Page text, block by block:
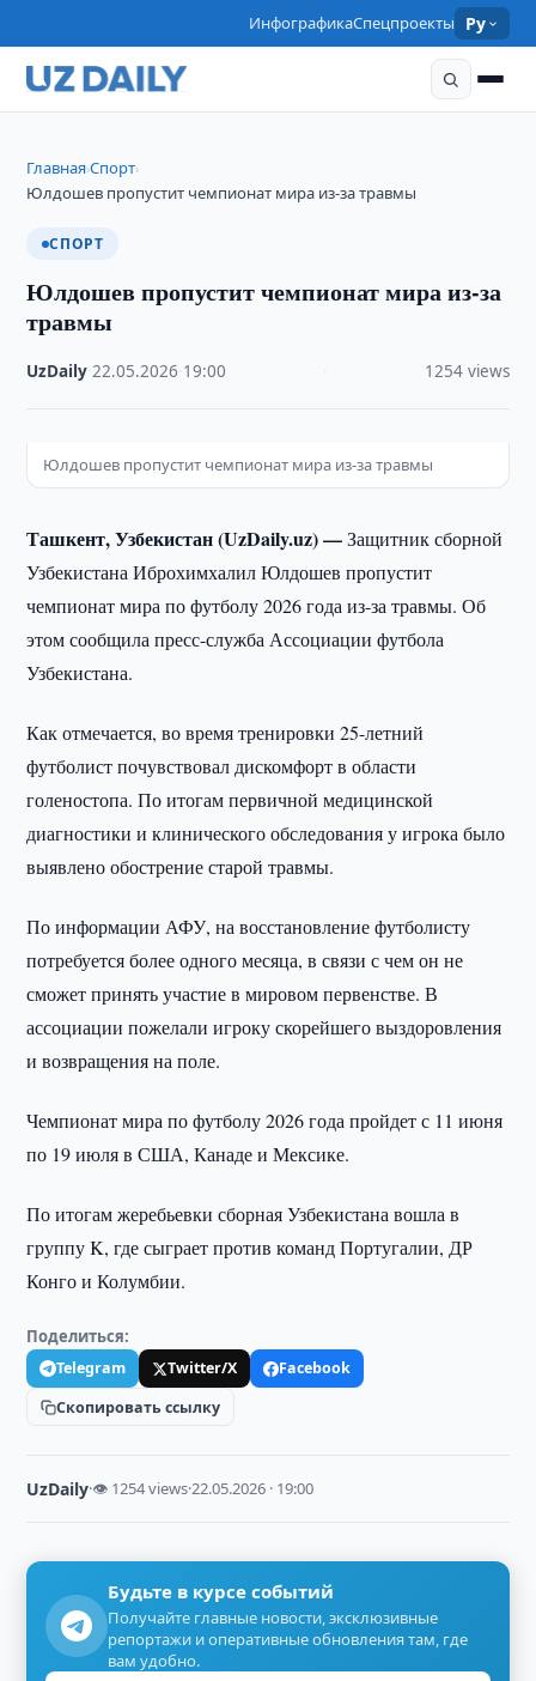
ИнфографикаСпецпроекты Ру
Главная›Спорт›
Юлдошев пропустит чемпионат мира из-за травмы
СПОРТ
Юлдошев пропустит чемпионат мира из-за
травмы
UzDaily ·22.05.2026 19:00 1254 views
Юлдошев пропустит чемпионат мира из-за травмы
Ташкент, Узбекистан (UzDaily.uz) —Защитник сборной
Узбекистана Иброхимхалил Юлдошев пропустит
чемпионат мира по футболу 2026 года из-за травмы. Об
этом сообщила пресс-служба Ассоциации футбола
Узбекистана.
Как отмечается, во время тренировки 25-летний
футболист почувствовал дискомфорт в области
голеностопа. По итогам первичной медицинской
диагностики и клинического обследования у игрока было
выявлено обострение старой травмы.
По информации АФУ, на восстановление футболисту
потребуется более одного месяца, в связи с чем он не
сможет принять участие в мировом первенстве. В
ассоциации пожелали игроку скорейшего выздоровления
и возвращения на поле.
Чемпионат мира по футболу 2026 года пройдет с 11 июня
по 19 июля в США, Канаде и Мексике.
По итогам жеребьевки сборная Узбекистана вошла в
группу K, где сыграет против команд Португалии, ДР
Конго и Колумбии.
Поделиться:
Telegram Twitter/X
Facebook
Скопировать ссылку
UzDaily·👁 1254 views·22.05.2026 · 19:00
Будьте в курсе событий
Получайте главные новости, эксклюзивные
репортажи и оперативные обновления там, где
вам удобно.